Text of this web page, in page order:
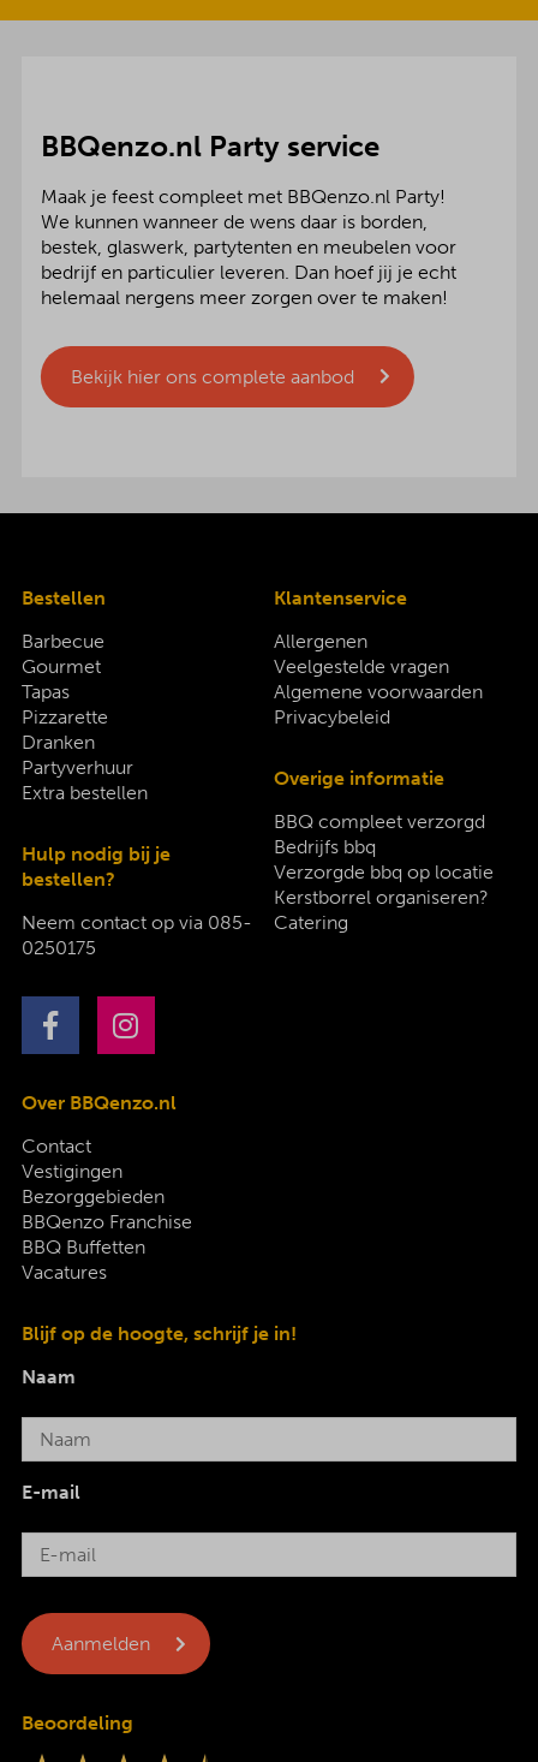
BBQenzo.nl Party service
Maak je feest compleet met BBQenzo.nl Party!
We kunnen wanneer de wens daar is borden,
bestek, glaswerk, partytenten en meubelen voor
bedrijf en particulier leveren. Dan hoef jij je echt
helemaal nergens meer zorgen over te maken!
Bekijk hier ons complete aanbod
Bestellen
Barbecue
Gourmet
Tapas
Pizzarette
Dranken
Partyverhuur
Extra bestellen
Hulp nodig bij je
bestellen?
Neem contact op via 085-
0250175
Klantenservice
Allergenen
Veelgestelde vragen
Algemene voorwaarden
Privacybeleid
Overige informatie
BBQ compleet verzorgd
Bedrijfs bbq
Verzorgde bbq op locatie
Kerstborrel organiseren?
Catering
Over BBQenzo.nl
Contact
Vestigingen
Bezorggebieden
BBQenzo Franchise
BBQ Buffetten
Vacatures
Blijf op de hoogte, schrijf je in!
Naam
E-mail
Beoordeling